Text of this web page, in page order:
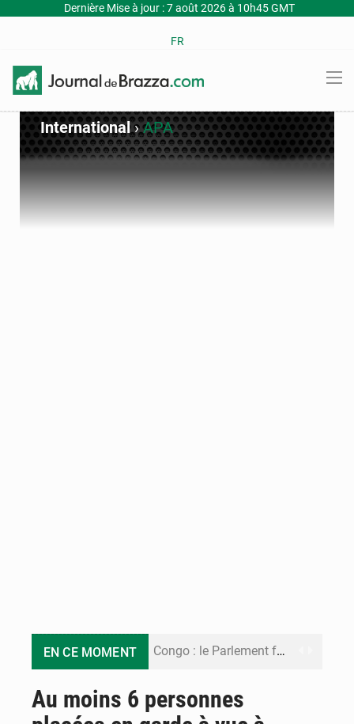
Dernière Mise à jour : 7 août 2026 à 10h45 GMT
FR
International›APA
EN CE MOMENT Congo : le Parlement formule 28 recommandations sur le Cadre budgétaire 2027-2029
Au moins 6 personnes